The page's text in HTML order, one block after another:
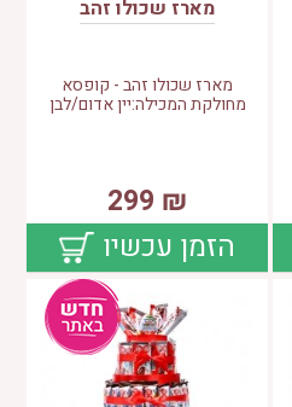
מארז שכולו זהב
מארז שכולו זהב - קופסא
מחולקת המכילה:יין אדום/לבן
₪
299
הזמן עכשיו